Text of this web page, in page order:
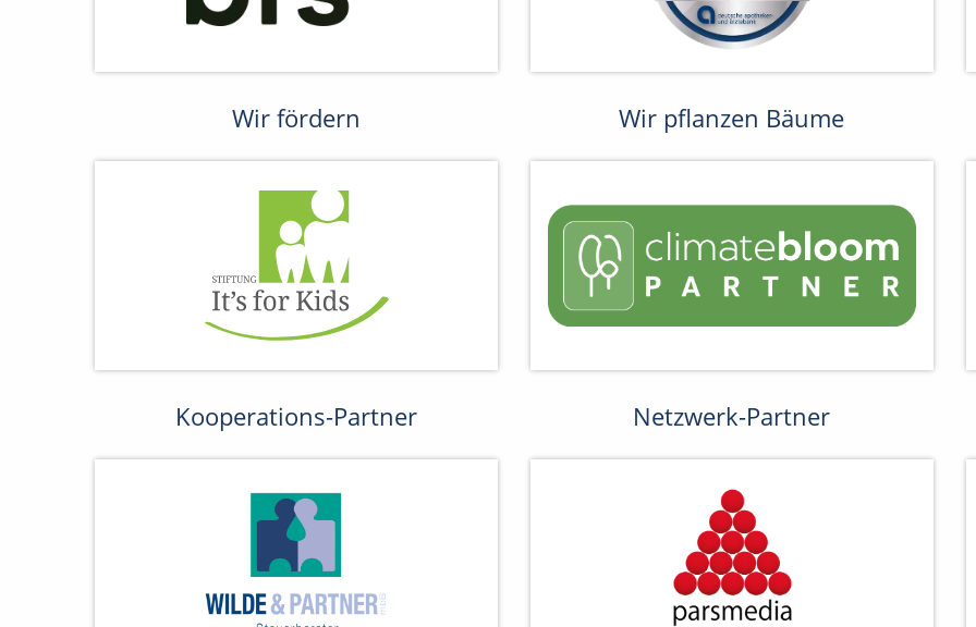
Wir fördern Wir pflanzen Bäume
Kooperations-Partner Netzwerk-Partner